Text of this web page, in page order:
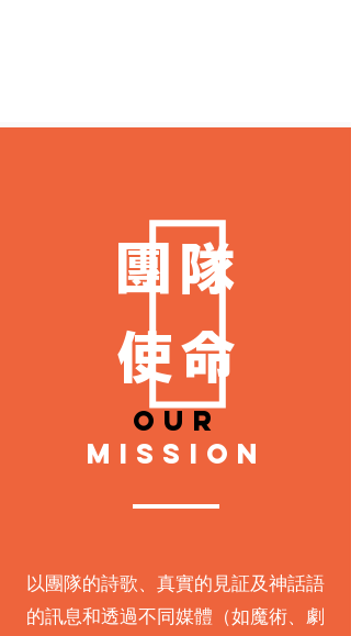
團隊
使命
Our
mission
以團隊的詩歌、真實的見証及神話語
的訊息和透過不同媒體（如魔術、劇